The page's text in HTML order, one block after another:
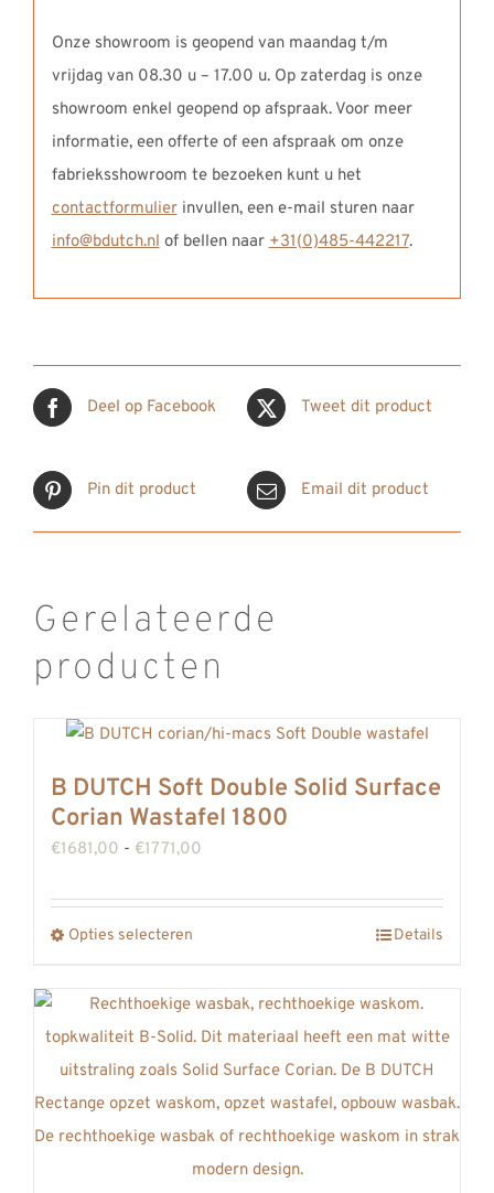
Onze showroom is geopend van maandag t/m
vrijdag van 08.30 u – 17.00 u. Op zaterdag is onze
showroom enkel geopend op afspraak. Voor meer
informatie, een offerte of een afspraak om onze
fabrieksshowroom te bezoeken kunt u het
contactformulierinvullen, een e-mail sturen naar
info@bdutch.nl of bellen naar +31(0)485-442217.
Deel op Facebook Tweet dit product
Pin dit product Email dit product
Gerelateerde
producten
B DUTCH Soft Double Solid Surface
Corian Wastafel 1800
€1681,00 - €1771,00
tot
Opties selecteren
heeft
meerdere
variaties.
Deze
optie
kan
Details